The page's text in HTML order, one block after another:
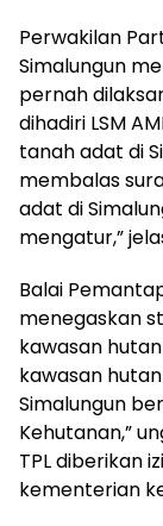
Perwakilan
Simalungun
pernah
dihadiri LSM
tanah adat di
membalas
adat di
mengatur,”
Balai
menegaskan
kawasan
kawasan
Simalungun
Kehutanan,”
TPL diberikan
kementerian